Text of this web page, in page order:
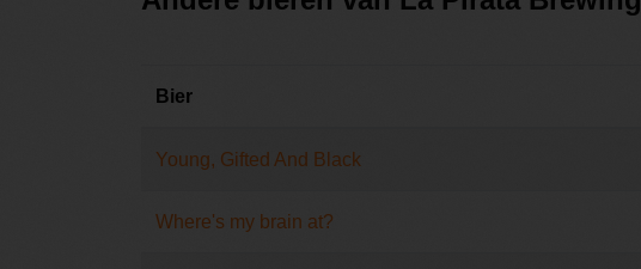
Bier
Young, Gifted And Black
Where's my brain at?